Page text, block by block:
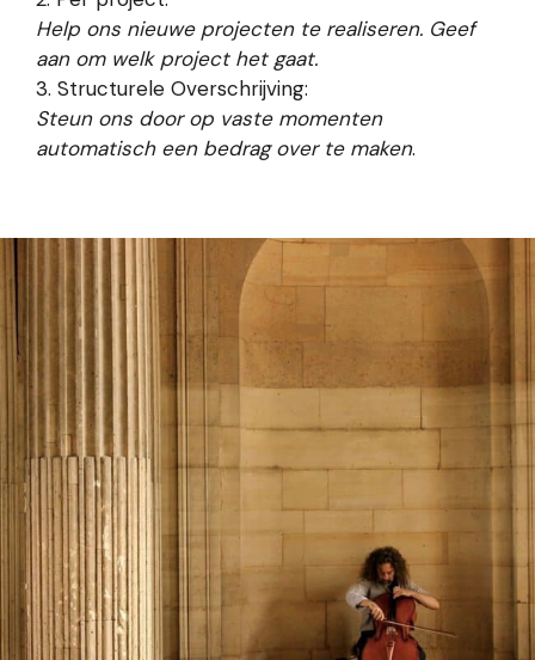
Help ons nieuwe projecten te realiseren. Geef
aan om welk project het gaat.
3. Structurele Overschrijving:
Steun ons door op vaste momenten
automatisch een bedrag over te maken.